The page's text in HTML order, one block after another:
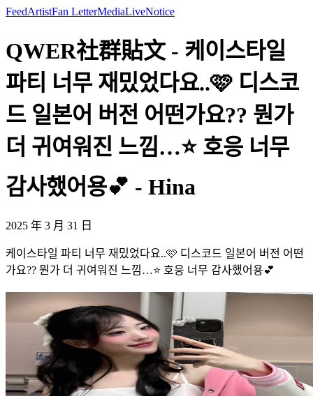
FeedArtistFan LetterMediaLiveNotice
QWER社群貼文 - 케이스타일
파티 너무 재밌었다요..🩷 디스코
드 일본어 버전 어떤가요?? 뭔가
더 귀여워진 느낌…⭐️ 호응 너무
감사했어용💕 - Hina
2025 年 3 月 31 日
케이스타일 파티 너무 재밌었다요..🩷 디스코드 일본어 버전 어떤
가요?? 뭔가 더 귀여워진 느낌…⭐️ 호응 너무 감사했어용💕